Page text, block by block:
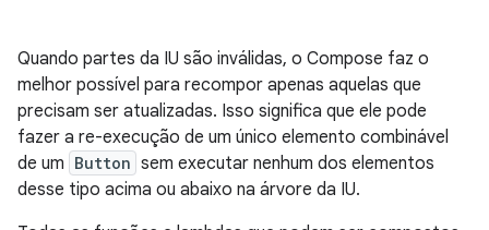
Quando partes da IU são inválidas, o Compose faz o
melhor possível para recompor apenas aquelas que
precisam ser atualizadas. Isso significa que ele pode
fazer a re-execução de um único elemento combinável
de um Button sem executar nenhum dos elementos
desse tipo acima ou abaixo na árvore da IU.